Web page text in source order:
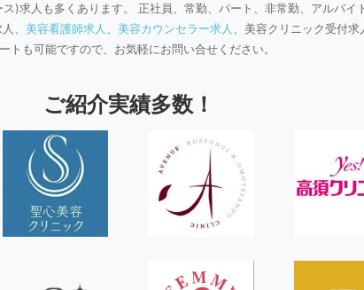
)求人も多くあります。 正社員、常勤、パート、非常勤、アルバイ
、 美容看護師求人 美容カウンセラー求人
、美容クリニック受付
トも可能ですので、お気軽にお問い合せください。
ご紹介実績多数！